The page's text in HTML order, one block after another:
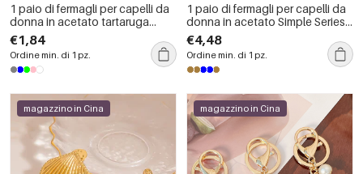
1 paio di fermagli per capelli da
donna in acetato tartaruga
casual della serie Simple
€1,84
Ordine min. di 1 pz.
1 paio di fermagli per capelli da
donna in acetato Simple Series
Vacation Turtle
€4,48
Ordine min. di 1 pz.
magazzino in Cina magazzino in Cina